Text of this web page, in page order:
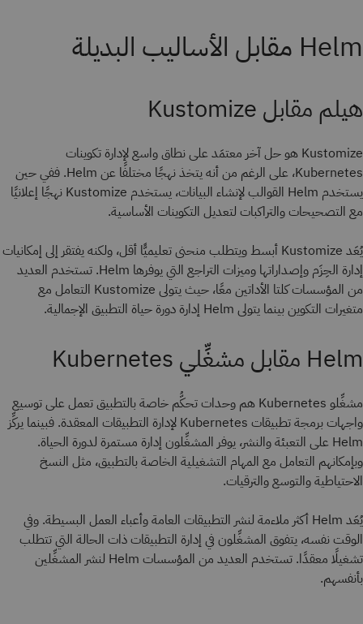
Helm مقابل الأساليب البديلة
هيلم مقابل Kustomize
Kustomize هو حل آخر معتمَد على نطاق واسع لإدارة تكوينات
Kubernetes، على الرغم من أنه يتخذ نهجًا مختلفًا عن Helm. ففي حين
يستخدم Helm القوالب لإنشاء البيانات، يستخدم Kustomize نهجًا إعلانيًا
مع التصحيحات والتراكبات لتعديل التكوينات الأساسية.
يُعَد Kustomize أبسط ويتطلب منحنى تعليميًّا أقل، ولكنه يفتقر إلى إمكانيات
إدارة الحِزَم وإصداراتها وميزات التراجع التي يوفرها Helm. تستخدم العديد
من المؤسسات كلتا الأداتين معًا، حيث يتولى Kustomize التعامل مع
متغيرات التكوين بينما يتولى Helm إدارة دورة حياة التطبيق الإجمالية.
Helm مقابل مشغِّلي Kubernetes
مشغِّلو Kubernetes هم وحدات تحكُّم خاصة بالتطبيق تعمل على توسيع
واجهات برمجة تطبيقات Kubernetes لإدارة التطبيقات المعقدة. فبينما يركِّز
Helm على التعبئة والنشر، يوفر المشغِّلون إدارة مستمرة لدورة الحياة.
وبإمكانهم التعامل مع المهام التشغيلية الخاصة بالتطبيق، مثل النسخ
الاحتياطية والتوسع والترقيات.
يُعَد Helm أكثر ملاءمة لنشر التطبيقات العامة وأعباء العمل البسيطة. وفي
الوقت نفسه، يتفوق المشغِّلون في إدارة التطبيقات ذات الحالة التي تتطلب
تشغيلًا معقدًا. تستخدم العديد من المؤسسات Helm لنشر المشغِّلين
بأنفسهم.